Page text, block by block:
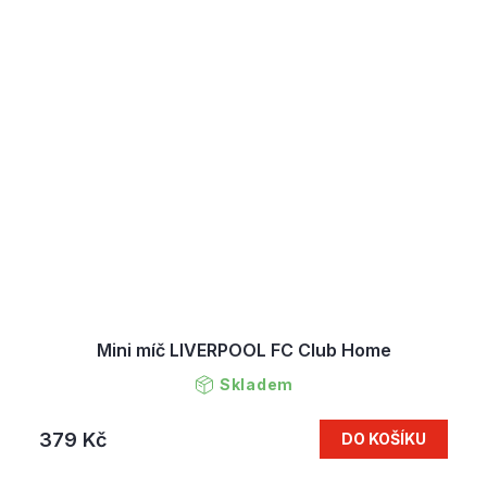
Mini míč LIVERPOOL FC Club Home
Skladem
379 Kč DO KOŠÍKU